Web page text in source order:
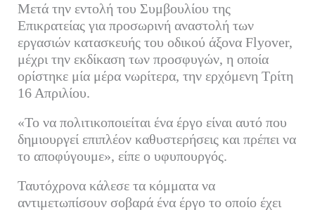
Μετά την εντολή του Συμβουλίου της
Επικρατείας για προσωρινή αναστολή των
εργασιών κατασκευής του οδικού άξονα Flyover,
μέχρι την εκδίκαση των προσφυγών, η οποία
ορίστηκε μία μέρα νωρίτερα, την ερχόμενη Τρίτη
16 Απριλίου.
«Το να πολιτικοποιείται ένα έργο είναι αυτό που
δημιουργεί επιπλέον καθυστερήσεις και πρέπει να
το αποφύγουμε», είπε ο υφυπουργός.
Ταυτόχρονα κάλεσε τα κόμματα να
αντιμετωπίσουν σοβαρά ένα έργο το οποίο έχει